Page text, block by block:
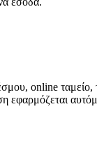
online ταμείο,
εφαρμόζεται